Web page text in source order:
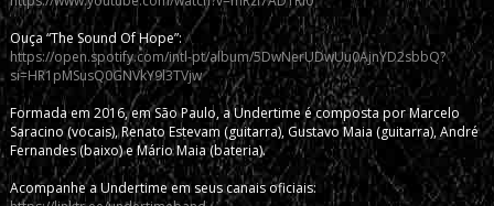
Ouça “The Sound Of Hope”:
https://open.spotify.com/intl-pt/album/5DwNerUDwUu0AjnYD2sbbQ?
si=HR1pMSusQ0GNVkY9l3TVjw
Formada em 2016, em São Paulo, a Undertime é composta por Marcelo
Saracino (vocais), Renato Estevam (guitarra), Gustavo Maia (guitarra), André
Fernandes (baixo) e Mário Maia (bateria).
Acompanhe a Undertime em seus canais oficiais: